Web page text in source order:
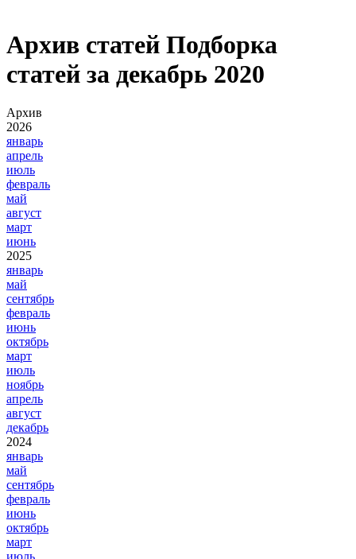
Архив статей Подборка
статей за декабрь 2020
Архив
2026
январь
апрель
июль
февраль
май
август
март
июнь
2025
январь
май
сентябрь
февраль
июнь
октябрь
март
июль
ноябрь
апрель
август
декабрь
2024
январь
май
сентябрь
февраль
июнь
октябрь
март